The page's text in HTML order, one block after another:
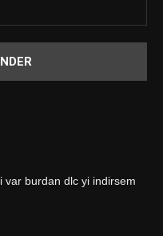
var burdan dlc yi indirsem